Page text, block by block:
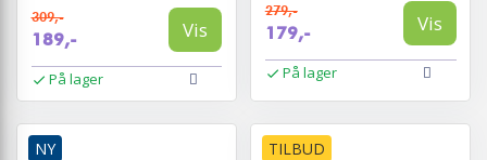
309,-
189,- Vis
På lager
279,-
179,- Vis
På lager
NY TILBUD